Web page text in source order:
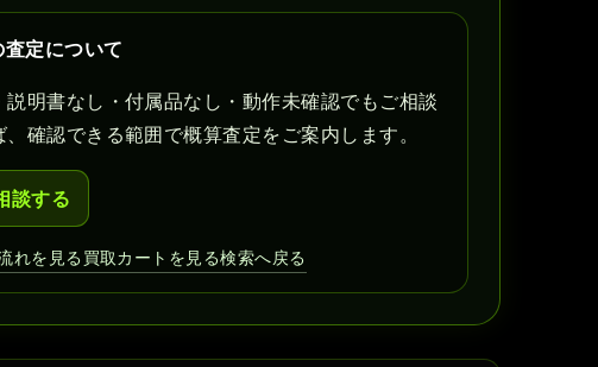
定について
明書なし・付属品なし・動作未確認でもご相談
確認できる範囲で概算査定をご案内します。
談する
れを見る買取カートを見る検索へ戻る